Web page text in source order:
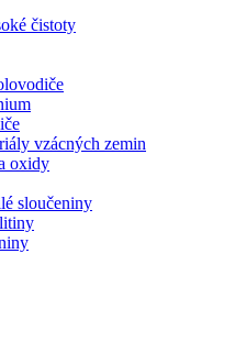
čistoty
vzácných zemin
oxidy
sloučeniny